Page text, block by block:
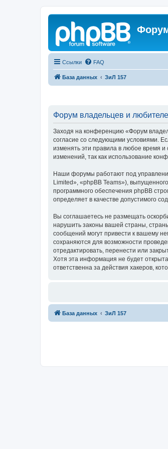
Ссылки FAQ
База данных ЗиЛ 157
Форум владельцев и
Заходя на конференцию «Форум
согласие со следующими условиями.
изменять эти правила в любое время
изменений, так как использование
Наши форумы работают под
Limited», «phpBB Teams»),
программного обеспечения phpBB
определяет в качестве допустимого
Вы соглашаетесь не размещать
нарушить законы вашей страны,
сообщений могут привести к вашему
сохраняются для возможности
отредактировать, перенести или
Хотя эта информация не будет
ответственна за действия хакеров,
База данных ЗиЛ 157